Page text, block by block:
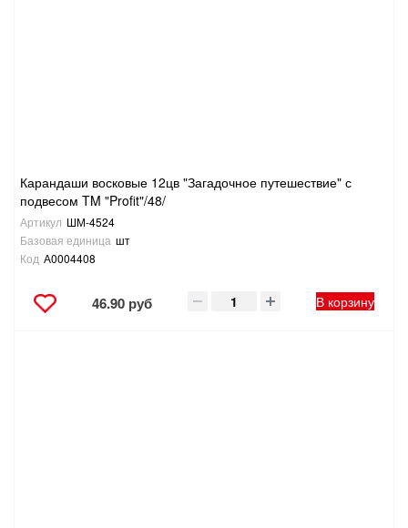
Карандаши восковые 12цв "Загадочное путешествие" с
подвесом TM "Profit"/48/
Артикул ШМ-4524
Базовая единица шт
Код А0004408
46.90 руб В корзину